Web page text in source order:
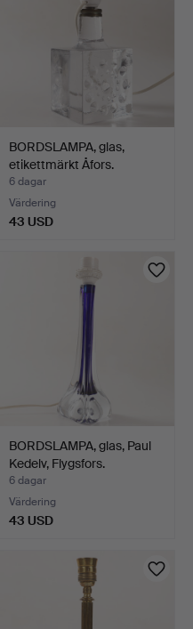
BORDSLAMPA, glas,
etikettmärkt Åfors.
6 dagar
Värdering
43 USD
BORDSLAMPA, glas, Paul
Kedelv, Flygsfors.
6 dagar
Värdering
43 USD